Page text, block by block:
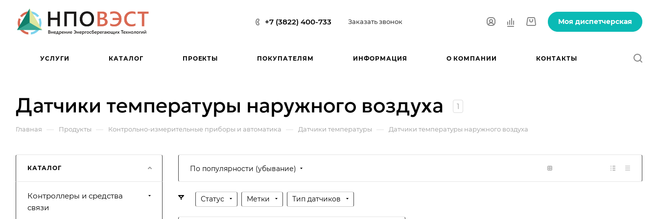
+7 (3822) 400-733 Заказать звонок Моя диспетчерская
УСЛУГИ КАТАЛОГ ПРОЕКТЫ ПОКУПАТЕЛЯМ ИНФОРМАЦИЯ О КОМПАНИИ КОНТАКТЫ
Датчики температуры наружного воздуха 1
Главная — Продукты — Контрольно-измерительные приборы и автоматика — Датчики температуры — Датчики температуры наружного воздуха
По популярности (убывание)
Статус Метки Тип датчиков
КАТАЛОГ
Контроллеры и средства
связи